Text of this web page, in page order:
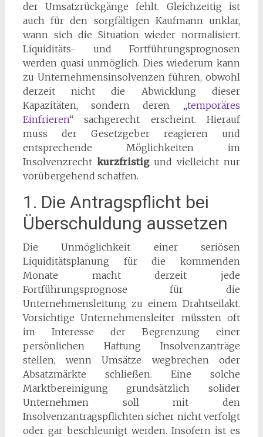
der Umsatzrückgänge fehlt. Gleichzeitig ist
auch für den sorgfältigen Kaufmann unklar,
wann sich die Situation wieder normalisiert.
Liquiditäts- und Fortführungsprognosen
werden quasi unmöglich. Dies wiederum kann
zu Unternehmensinsolvenzen führen, obwohl
derzeit nicht die Abwicklung dieser
Kapazitäten, sondern deren „temporäres
Einfrieren“ sachgerecht erscheint. Hierauf
muss der Gesetzgeber reagieren und
entsprechende Möglichkeiten im
Insolvenzrecht kurzfristigund vielleicht nur
vorübergehend schaffen.
1. Die Antragspflicht bei
Überschuldung aussetzen
Die Unmöglichkeit einer seriösen
Liquiditätsplanung für die kommenden
Monate macht derzeit jede
Fortführungsprognose für die
Unternehmensleitung zu einem Drahtseilakt.
Vorsichtige Unternehmensleiter müssten oft
im Interesse der Begrenzung einer
persönlichen Haftung Insolvenzanträge
stellen, wenn Umsätze wegbrechen oder
Absatzmärkte schließen. Eine solche
Marktbereinigung grundsätzlich solider
Unternehmen soll mit den
Insolvenzantragspflichten sicher nicht verfolgt
oder gar beschleunigt werden. Insofern ist es